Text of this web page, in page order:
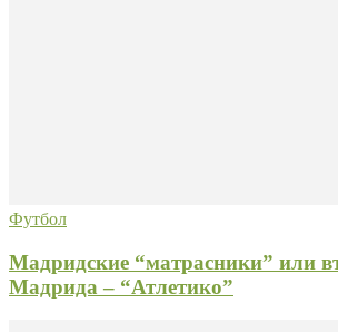
Футбол
Мадридские “матрасники” или
Мадрида – “Атлетико”